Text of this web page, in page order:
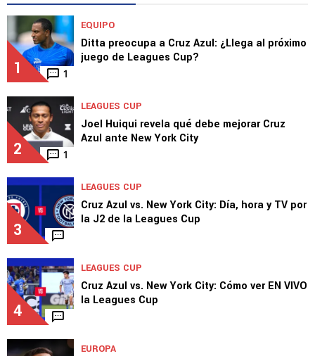
1 1
EQUIPO
Ditta preocupa a Cruz Azul: ¿Llega al próximo
juego de Leagues Cup?
2 1
LEAGUES CUP
Joel Huiqui revela qué debe mejorar Cruz
Azul ante New York City
3
LEAGUES CUP
Cruz Azul vs. New York City: Día, hora y TV por
la J2 de la Leagues Cup
4
LEAGUES CUP
Cruz Azul vs. New York City: Cómo ver EN VIVO
la Leagues Cup
EUROPA